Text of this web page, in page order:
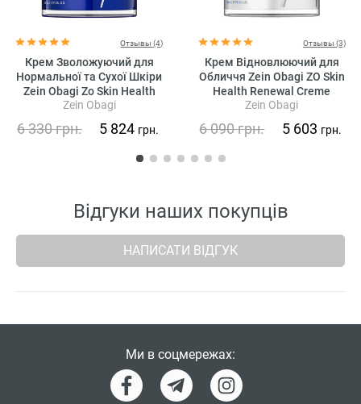
Отзывы (4)
Крем Зволожуючий для
Нормальної та Сухої Шкіри
Zein Obagi Zo Skin Health
Recovery Creme
Zein Obagi
6 330грн. 5 824 грн.
Отзывы (3)
Крем Відновлюючий для
Обличчя Zein Obagi ZO Skin
Health Renewal Creme
Zein Obagi
6 090грн. 5 603 грн.
Відгуки наших покупців
НАПИСАТИ ВІДГУК
Ми в соцмережах: